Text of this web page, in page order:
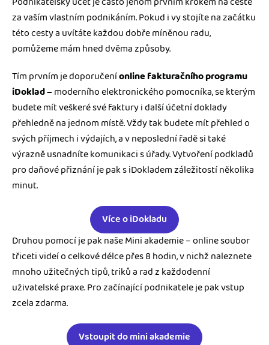
za vaším vlastním podnikáním. Pokud i vy stojíte na začátku
této cesty a uvítáte každou dobře míněnou radu,
pomůžeme mám hned dvěma způsoby.
Tím prvním je doporučeníonline fakturačního programu
iDoklad –moderního elektronického pomocníka, se kterým
budete mít veškeré své faktury i další účetní doklady
přehledně na jednom místě. Vždy tak budete mít přehled o
svých příjmech i výdajích, a v neposlední řadě si také
výrazně usnadníte komunikaci s úřady. Vytvoření podkladů
pro daňové přiznání je pak s iDokladem záležitostí několika
minut.
Více o iDokladu
Druhou pomocí je pak naše Mini akademie – online soubor
třiceti videí o celkové délce přes 8 hodin, v nichž naleznete
mnoho užitečných tipů, triků a rad z každodenní
uživatelské praxe. Pro začínající podnikatele je pak vstup
zcela zdarma.
Vstoupit do mini akademie